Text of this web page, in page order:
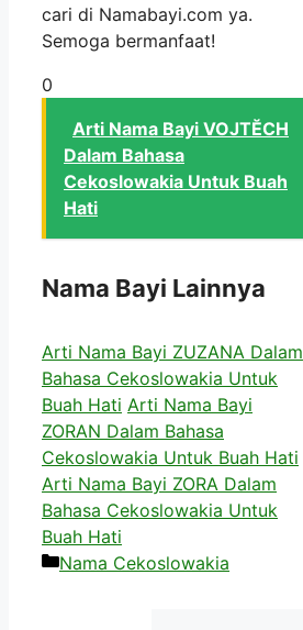
cari di Namabayi.com ya.
Semoga bermanfaat!
0
Arti Nama Bayi VOJTĔCH
Dalam Bahasa
Cekoslowakia Untuk Buah
Hati
Nama Bayi Lainnya
Arti Nama Bayi ZUZANA Dalam
Bahasa Cekoslowakia Untuk
Buah Hati Arti Nama Bayi
ZORAN Dalam Bahasa
Cekoslowakia Untuk Buah Hati
Arti Nama Bayi ZORA Dalam
Bahasa Cekoslowakia Untuk
Buah Hati
Kategori
Nama Cekoslowakia